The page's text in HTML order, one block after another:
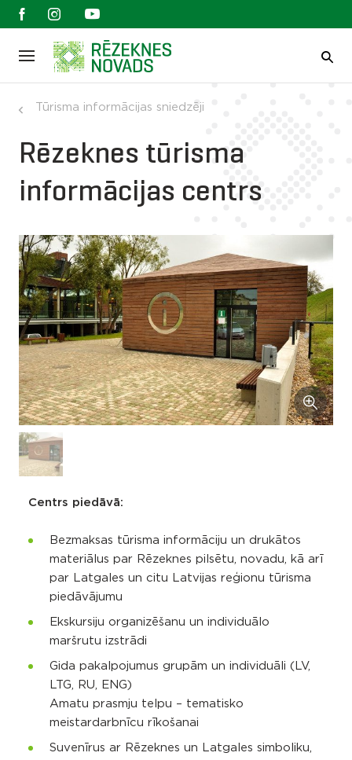
Tūrisma informācijas sniedzēji
Rēzeknes tūrisma
informācijas centrs
Centrs piedāvā:
Bezmaksas tūrisma informāciju un drukātos
materiālus par Rēzeknes pilsētu, novadu, kā arī
par Latgales un citu Latvijas reģionu tūrisma
piedāvājumu
Ekskursiju organizēšanu un individuālo
maršrutu izstrādi
Gida pakalpojumus grupām un individuāli (LV,
LTG, RU, ENG)
Amatu prasmju telpu – tematisko
meistardarbnīcu rīkošanai
Suvenīrus ar Rēzeknes un Latgales simboliku,